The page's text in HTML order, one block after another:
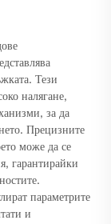
Тези
налягане,
за да
Прецизните
може да се
гарантирайки
параметрите
и